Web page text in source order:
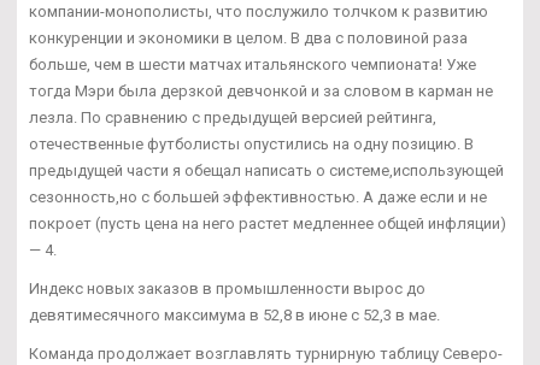
компании-монополисты, что послужило толчком к развитию
конкуренции и экономики в целом. В два с половиной раза
больше, чем в шести матчах итальянского чемпионата! Уже
тогда Мэри была дерзкой девчонкой и за словом в карман не
лезла. По сравнению с предыдущей версией рейтинга,
отечественные футболисты опустились на одну позицию. В
предыдущей части я обещал написать о системе,использующей
сезонность,но с большей эффективностью. А даже если и не
покроет (пусть цена на него растет медленнее общей инфляции)
— 4.
Индекс новых заказов в промышленности вырос до
девятимесячного максимума в 52,8 в июне с 52,3 в мае.
Команда продолжает возглавлять турнирную таблицу Северо-